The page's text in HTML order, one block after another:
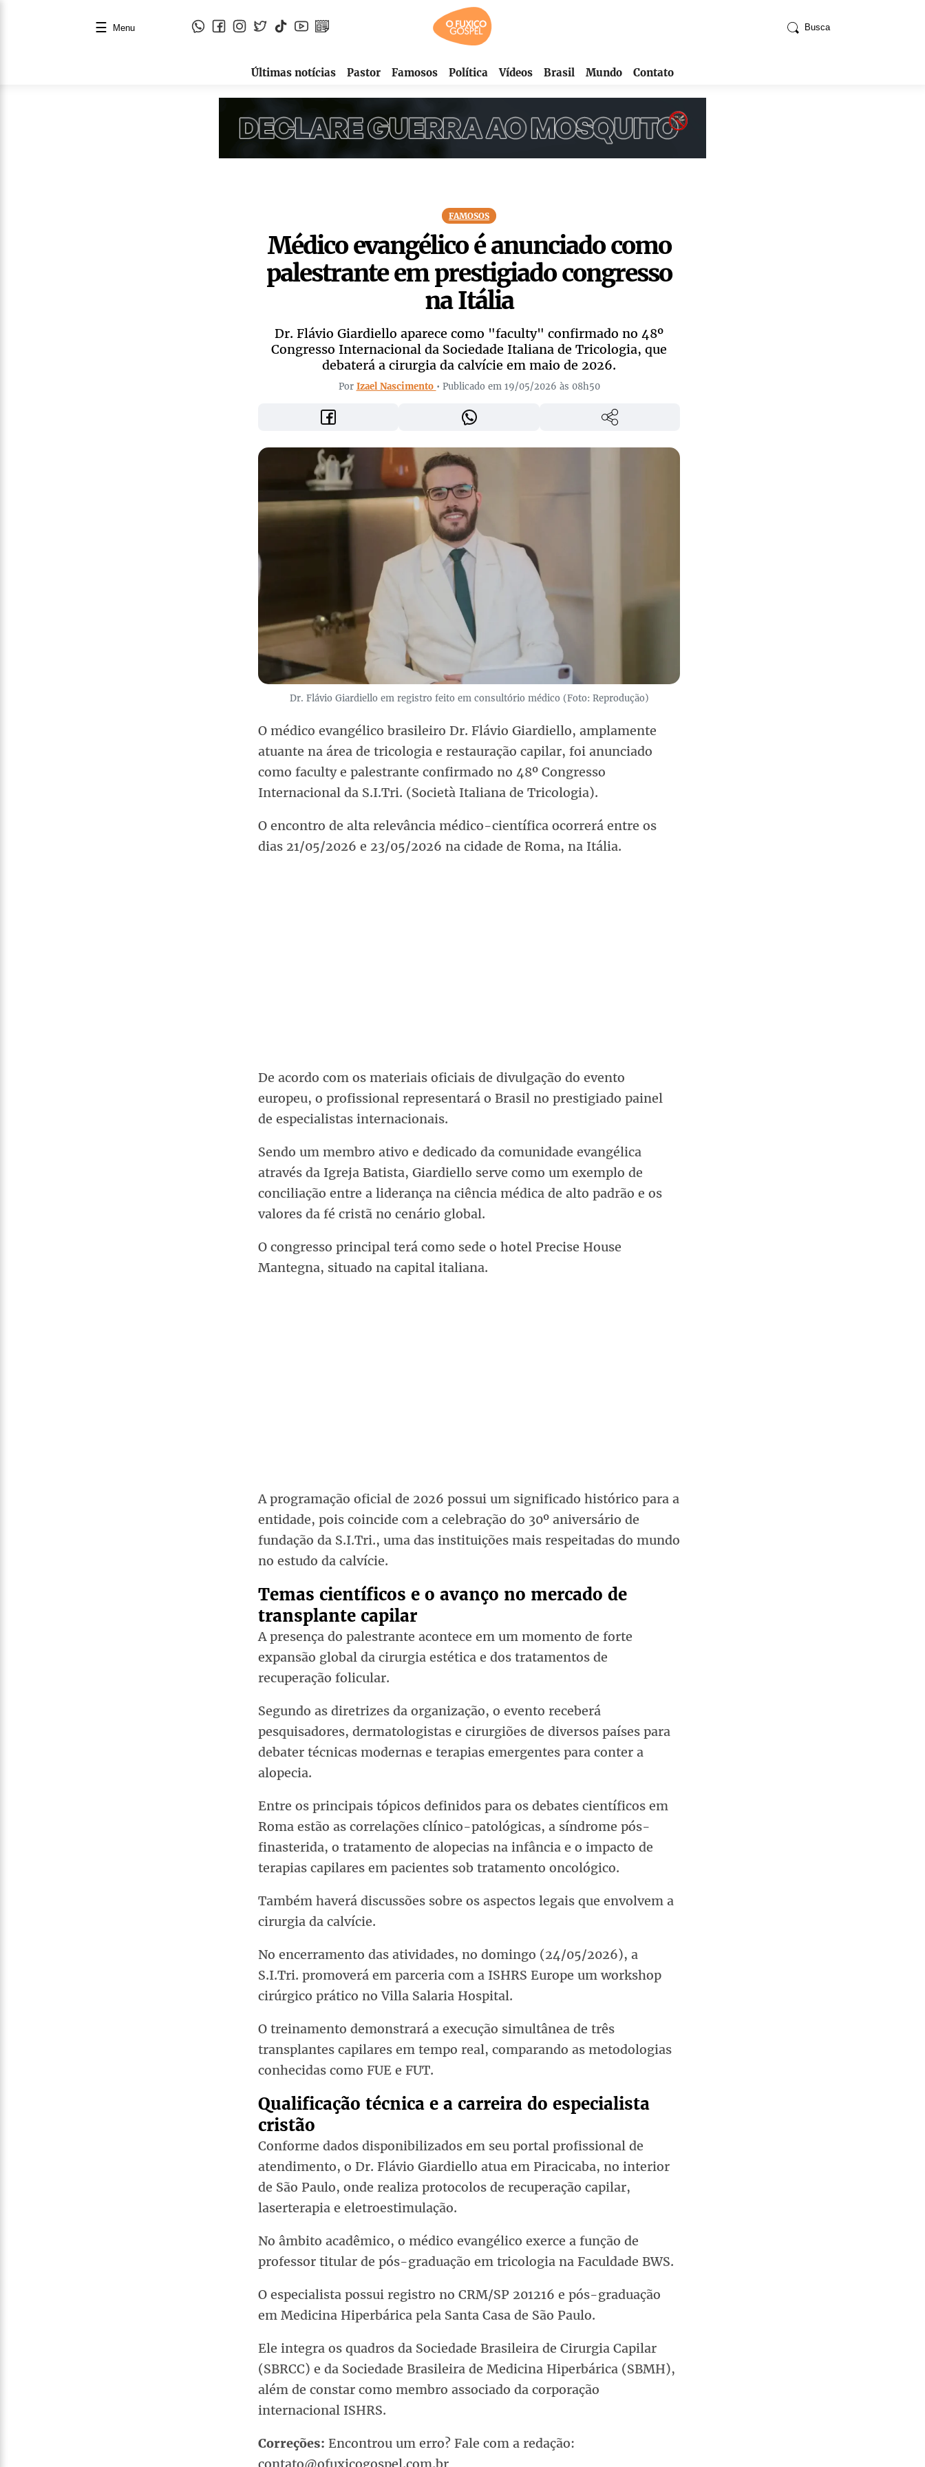
☰ Menu Busca
Últimas notícias Pastor Famosos Política Vídeos Brasil Mundo Contato
FAMOSOS
Médico evangélico é anunciado como
palestrante em prestigiado congresso
na Itália
Dr. Flávio Giardiello aparece como "faculty" confirmado no 48º
Congresso Internacional da Sociedade Italiana de Tricologia, que
debaterá a cirurgia da calvície em maio de 2026.
Por Izael Nascimento • Publicado em 19/05/2026 às 08h50
Dr. Flávio Giardiello em registro feito em consultório médico (Foto: Reprodução)
O médico evangélico brasileiro Dr. Flávio Giardiello, amplamente
atuante na área de tricologia e restauração capilar, foi anunciado
como faculty e palestrante confirmado no 48º Congresso
Internacional da S.I.Tri. (Società Italiana de Tricologia).
O encontro de alta relevância médico-científica ocorrerá entre os
dias 21/05/2026 e 23/05/2026 na cidade de Roma, na Itália.
De acordo com os materiais oficiais de divulgação do evento
europeu, o profissional representará o Brasil no prestigiado painel
de especialistas internacionais.
Sendo um membro ativo e dedicado da comunidade evangélica
através da Igreja Batista, Giardiello serve como um exemplo de
conciliação entre a liderança na ciência médica de alto padrão e os
valores da fé cristã no cenário global.
O congresso principal terá como sede o hotel Precise House
Mantegna, situado na capital italiana.
A programação oficial de 2026 possui um significado histórico para a
entidade, pois coincide com a celebração do 30º aniversário de
fundação da S.I.Tri., uma das instituições mais respeitadas do mundo
no estudo da calvície.
Temas científicos e o avanço no mercado de
transplante capilar
A presença do palestrante acontece em um momento de forte
expansão global da cirurgia estética e dos tratamentos de
recuperação folicular.
Segundo as diretrizes da organização, o evento receberá
pesquisadores, dermatologistas e cirurgiões de diversos países para
debater técnicas modernas e terapias emergentes para conter a
alopecia.
Entre os principais tópicos definidos para os debates científicos em
Roma estão as correlações clínico-patológicas, a síndrome pós-
finasterida, o tratamento de alopecias na infância e o impacto de
terapias capilares em pacientes sob tratamento oncológico.
Também haverá discussões sobre os aspectos legais que envolvem a
cirurgia da calvície.
No encerramento das atividades, no domingo (24/05/2026), a
S.I.Tri. promoverá em parceria com a ISHRS Europe um workshop
cirúrgico prático no Villa Salaria Hospital.
O treinamento demonstrará a execução simultânea de três
transplantes capilares em tempo real, comparando as metodologias
conhecidas como FUE e FUT.
Qualificação técnica e a carreira do especialista
cristão
Conforme dados disponibilizados em seu portal profissional de
atendimento, o Dr. Flávio Giardiello atua em Piracicaba, no interior
de São Paulo, onde realiza protocolos de recuperação capilar,
laserterapia e eletroestimulação.
No âmbito acadêmico, o médico evangélico exerce a função de
professor titular de pós-graduação em tricologia na Faculdade BWS.
O especialista possui registro no CRM/SP 201216 e pós-graduação
em Medicina Hiperbárica pela Santa Casa de São Paulo.
Ele integra os quadros da Sociedade Brasileira de Cirurgia Capilar
(SBRCC) e da Sociedade Brasileira de Medicina Hiperbárica (SBMH),
além de constar como membro associado da corporação
internacional ISHRS.
Correções: Encontrou um erro? Fale com a redação:
contato@ofuxicogospel.com.br